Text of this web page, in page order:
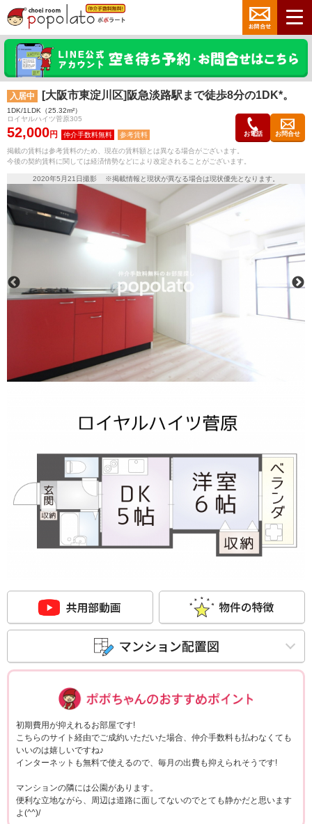
入居中 [大阪市東淀川区]阪急淡路駅まで徒歩8分の1DK*。
1DK/1LDK（25.32m²）
ロイヤルハイツ菅原305
52,000円 参考賃料 お電話 お問合せ
掲載の賃料は参考賃料のため、現在の賃料額とは異なる場合がございます。
今後の契約賃料に関しては経済情勢などにより改定されることがございます。
2020年5月21日撮影 ※掲載情報と現状が異なる場合は現状優先となります。
初期費用が抑えれるお部屋です!
こちらのサイト経由でご成約いただいた場合、仲介手数料も払わなくても
いいのは嬉しいですね♪
インターネットも無料で使えるので、毎月の出費も抑えられそうです!
マンションの隣には公園があります。
便利な立地ながら、周辺は道路に面してないのでとても静かだと思います
よ(^^)/